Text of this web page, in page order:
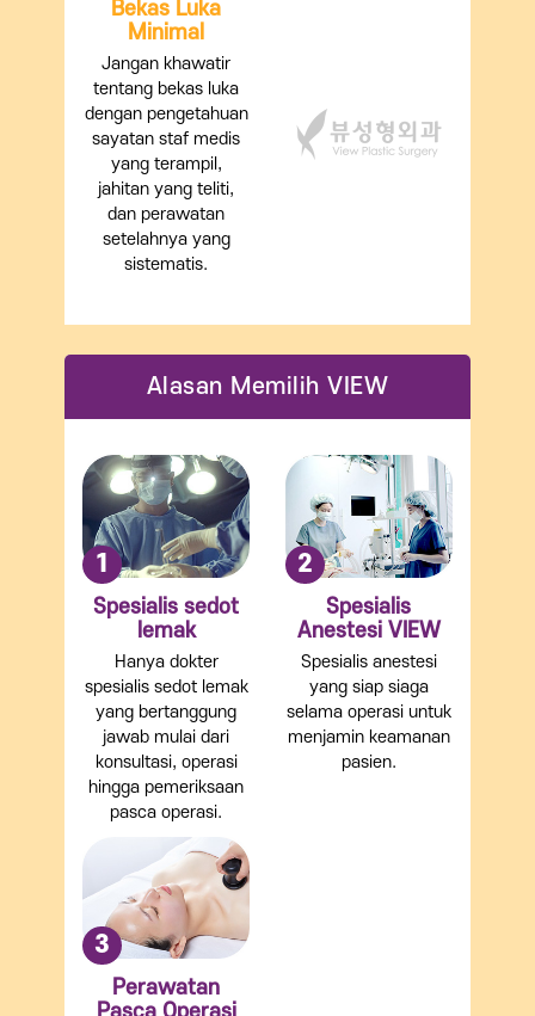
Bekas Luka
Minimal
Jangan khawatir
tentang bekas luka
dengan pengetahuan
sayatan staf medis
yang terampil,
jahitan yang teliti,
dan perawatan
setelahnya yang
sistematis.
Alasan Memilih VIEW
1
Spesialis sedot
lemak
Hanya dokter
spesialis sedot lemak
yang bertanggung
jawab mulai dari
konsultasi, operasi
hingga pemeriksaan
pasca operasi.
2
Spesialis
Anestesi VIEW
Spesialis anestesi
yang siap siaga
selama operasi untuk
menjamin keamanan
pasien.
3
Perawatan